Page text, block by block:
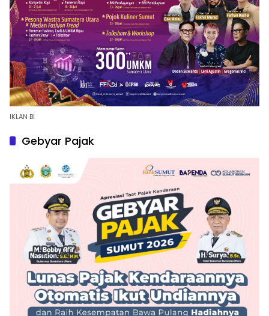
IKLAN BI
Gebyar Pajak